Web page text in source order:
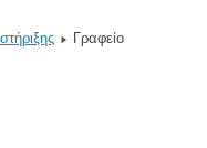
Γραφείο